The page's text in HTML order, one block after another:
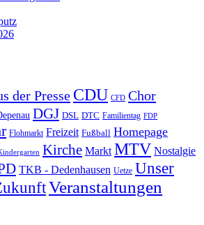
der Presse CDU CFD Chor
DGJ DSL DTC Familientag FDP
Flohmarkt Freizeit Fußball Homepage
Kirche Markt MTV Nostalgie
TKB - Dedenhausen Uetze Unser
Veranstaltungen